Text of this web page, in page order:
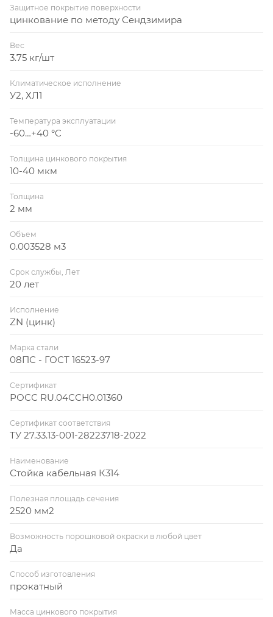
Защитное покрытие поверхности
цинкование по методу Сендзимира
Вес
3.75 кг/шт
Климатическое исполнение
У2, ХЛ1
Температура эксплуатации
-60…+40 °C
Толщина цинкового покрытия
10-40 мкм
Толщина
2 мм
Объем
0.003528 м3
Срок службы, Лет
20 лет
Исполнение
ZN (цинк)
Марка стали
08ПС - ГОСТ 16523-97
Сертификат
РОСС RU.04ССН0.01360
Сертификат соответствия
ТУ 27.33.13-001-28223718-2022
Наименование
Стойка кабельная К314
Полезная площадь сечения
2520 мм2
Возможность порошковой окраски в любой цвет
Да
Способ изготовления
прокатный
Масса цинкового покрытия